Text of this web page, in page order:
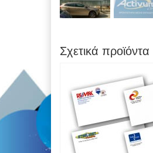
Σχετικά προϊόντα